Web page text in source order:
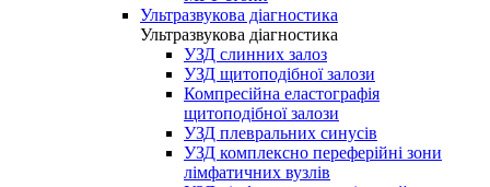
Ультразвукова діагностика
Ультразвукова діагностика
УЗД слинних залоз
УЗД щитоподібної залози
Компресійна еластографія
щитоподібної залози
УЗД плевральних синусів
УЗД комплексно переферійні зони
лімфатичних вузлів